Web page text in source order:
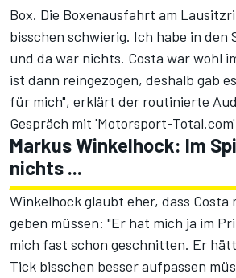
Box. Die Boxenausfahrt am
bisschen schwierig. Ich habe in den
und da war nichts. Costa war wohl
ist dann reingezogen, deshalb gab
für mich", erklärt der routinierte
Gespräch mit 'Motorsport-
Markus Winkelhock: Im
nichts ...
Winkelhock glaubt eher, dass
geben müssen: "Er hat mich ja im
mich fast schon geschnitten. Er
Tick bisschen besser aufpassen